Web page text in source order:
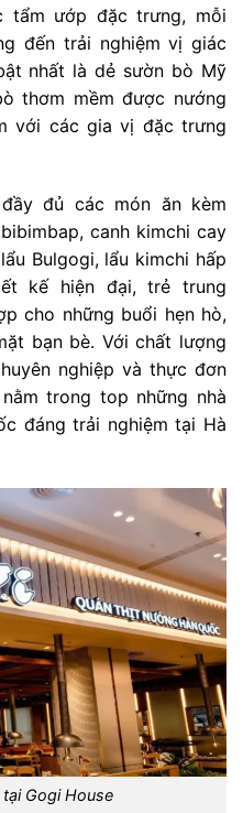
tẩm ướp đặc trưng, mỗi
đến trải nghiệm vị giác
nhất là dẻ sườn bò Mỹ
thơm mềm được nướng
với các gia vị đặc trưng
đủ các món ăn kèm
canh kimchi cay
Bulgogi, lẩu kimchi hấp
kế hiện đại, trẻ trung
cho những buổi hẹn hò,
bạn bè. Với chất lượng
nghiệp và thực đơn
trong top những nhà
đáng trải nghiệm tại Hà
Gogi House